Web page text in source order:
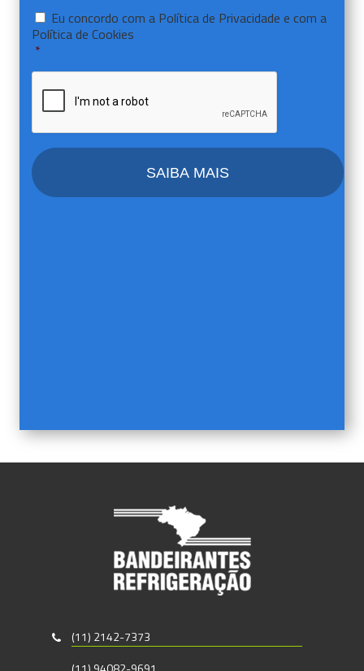
Consentir
Eu concordo com a Política de Privacidade e com a
Política de Cookies
*
CAPTCHA
(11) 2142-7373